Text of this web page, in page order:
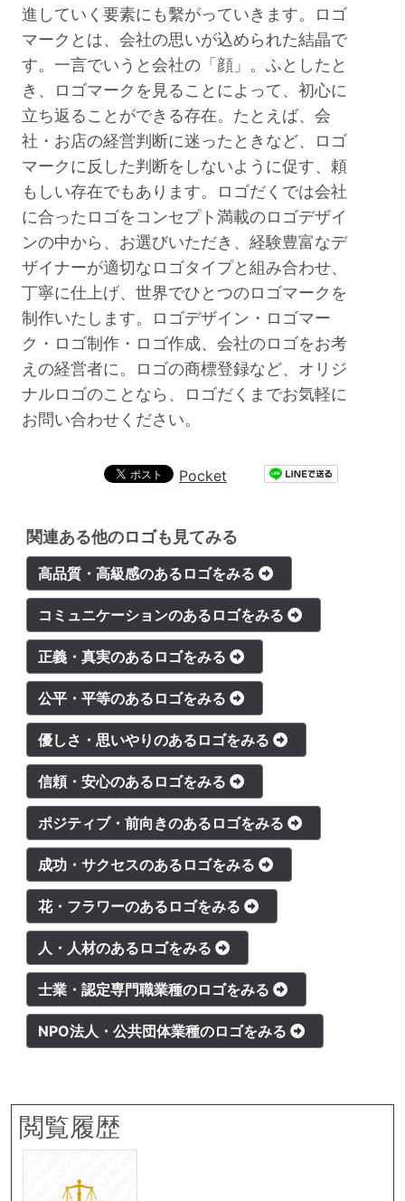
進していく要素にも繫がっていきます。ロゴ
マークとは、会社の思いが込められた結晶で
す。一言でいうと会社の「顔」。ふとしたと
き、ロゴマークを見ることによって、初心に
立ち返ることができる存在。たとえば、会
社・お店の経営判断に迷ったときなど、ロゴ
マークに反した判断をしないように促す、頼
もしい存在でもあります。ロゴだくでは会社
に合ったロゴをコンセプト満載のロゴデザイ
ンの中から、お選びいただき、経験豊富なデ
ザイナーが適切なロゴタイプと組み合わせ、
丁寧に仕上げ、世界でひとつのロゴマークを
制作いたします。ロゴデザイン・ロゴマー
ク・ロゴ制作・ロゴ作成、会社のロゴをお考
えの経営者に。ロゴの商標登録など、オリジ
ナルロゴのことなら、ロゴだくまでお気軽に
お問い合わせください。
Pocket
関連ある他のロゴも見てみる
高品質・高級感のあるロゴをみる
コミュニケーションのあるロゴをみる
正義・真実のあるロゴをみる
公平・平等のあるロゴをみる
優しさ・思いやりのあるロゴをみる
信頼・安心のあるロゴをみる
ポジティブ・前向きのあるロゴをみる
成功・サクセスのあるロゴをみる
花・フラワーのあるロゴをみる
人・人材のあるロゴをみる
士業・認定専門職業種のロゴをみる
NPO法人・公共団体業種のロゴをみる
閲覧履歴